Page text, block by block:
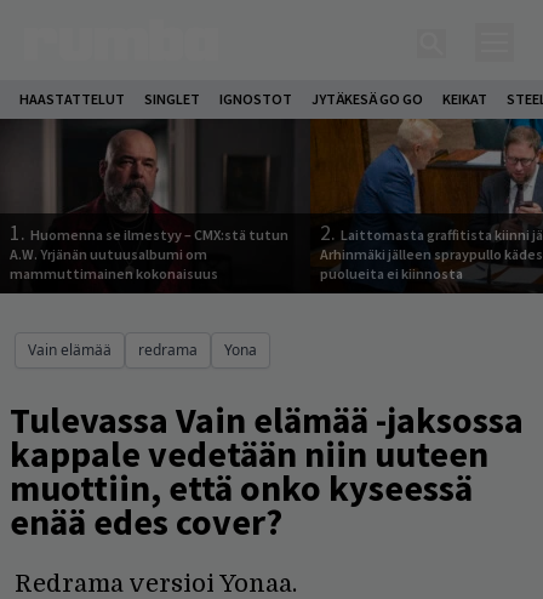
HAASTATTELUT SINGLET IGNOSTOT JYTÄKESÄ GO GO KEIKAT
1. Huomenna se ilmestyy – CMX:stä tutun
A.W. Yrjänän uutuusalbumi om
mammuttimainen kokonaisuus
2. Laittomasta graffitista kiinni
Arhinmäki jälleen spraypullo
puolueita ei kiinnosta
Vain elämää redrama Yona
Tulevassa Vain elämää -jaksossa
kappale vedetään niin uuteen
muottiin, että onko kyseessä
enää edes cover?
Redrama versioi Yonaa.